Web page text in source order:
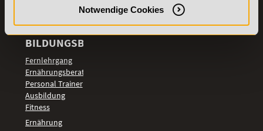
Notwendige Cookies
werden
Mentaltrainer
BILDUNGSBEREICHE
Fernlehrgang
Ernährungsberater
Personal Trainer
Ausbildung
Fitness
Ernährung